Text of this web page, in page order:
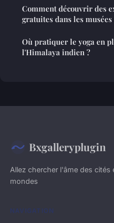
Comment découvrir des
gratuites dans les
Où pratiquer le yoga en
l'Himalaya indien ?
Bxgalleryplugin
Allez chercher l'âme des cités
mondes
NAVIGATION